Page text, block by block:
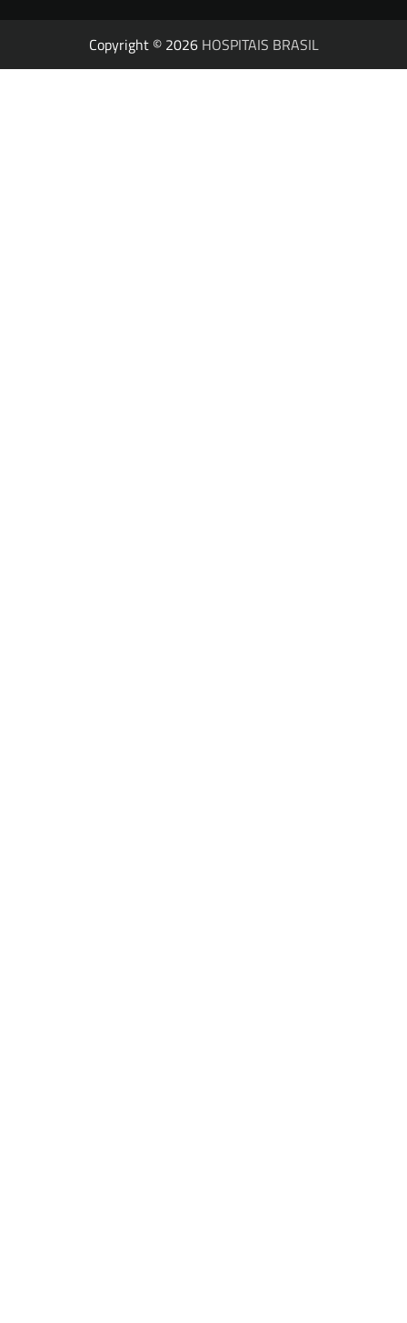
Copyright © 2026 HOSPITAIS BRASIL